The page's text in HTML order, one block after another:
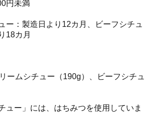
円未満
ー：製造日より12カ月、ビーフシチュ
18カ月
ームシチュー（190g）、ビーフシチュ
ュー」には、はちみつを使用していま